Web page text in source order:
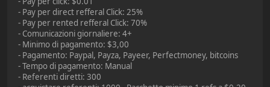
- Pay per direct refferal Click: 25%
- Pay per rented refferal Click: 70%
- Comunicazioni giornaliere: 4+
- Minimo di pagamento: $3,00
- Pagamento: Paypal, Payza, Payeer, Perfectmoney, bitcoins
- Tempo di pagamento: Manual
- Referenti diretti: 300